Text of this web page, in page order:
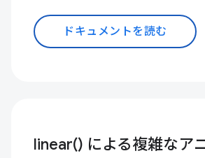
ドキュメントを読む
linear() による複雑なア